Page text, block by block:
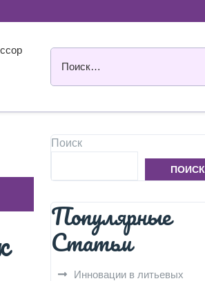
Поиск
ПОИСК
Популярные
Статьи
Инновации в литьевых